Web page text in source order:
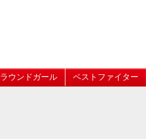
ラウンドガール ベストファイター